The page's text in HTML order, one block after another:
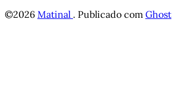
©2026 Matinal . Publicado com Ghost